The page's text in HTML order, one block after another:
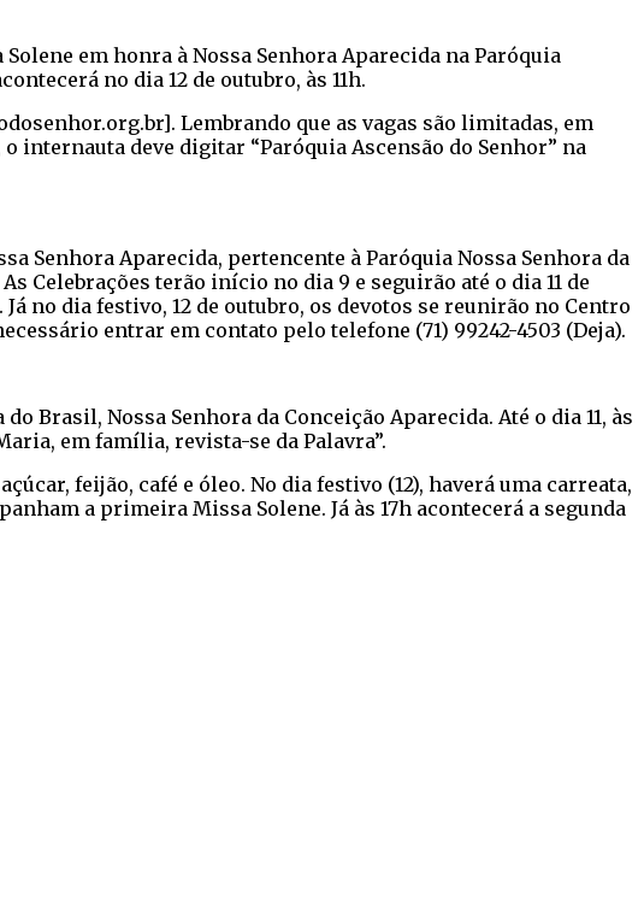
em honra à Nossa Senhora Aparecida na Paróquia
no dia 12 de outubro, às 11h.
Lembrando que as vagas são limitadas, em
internauta deve digitar “Paróquia Ascensão do Senhor” na
Senhora Aparecida, pertencente à Paróquia Nossa Senhora da
Celebrações terão início no dia 9 e seguirão até o dia 11 de
no dia festivo, 12 de outubro, os devotos se reunirão no Centro
entrar em contato pelo telefone (71) 99242-4503 (Deja).
Brasil, Nossa Senhora da Conceição Aparecida. Até o dia 11, às
em família, revista-se da Palavra”.
feijão, café e óleo. No dia festivo (12), haverá uma carreata,
a primeira Missa Solene. Já às 17h acontecerá a segunda